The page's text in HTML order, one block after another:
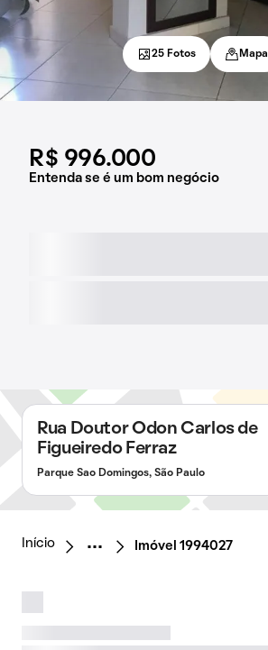
R$ 996.000
Entenda se é um bom negócio
25 Fotos Mapa
Rua Doutor Odon Carlos de
Figueiredo Ferraz
Parque Sao Domingos, São Paulo
Início Imóvel 1994027